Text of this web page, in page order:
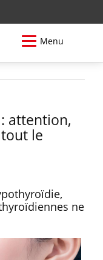
Menu
attention,
le
ne